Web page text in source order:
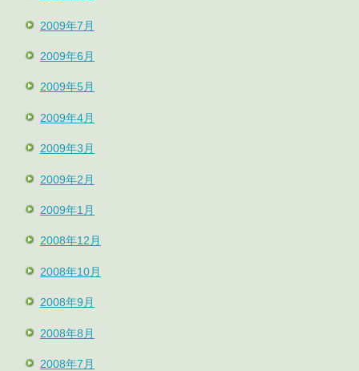
2009年7月
2009年6月
2009年5月
2009年4月
2009年3月
2009年2月
2009年1月
2008年12月
2008年10月
2008年9月
2008年8月
2008年7月